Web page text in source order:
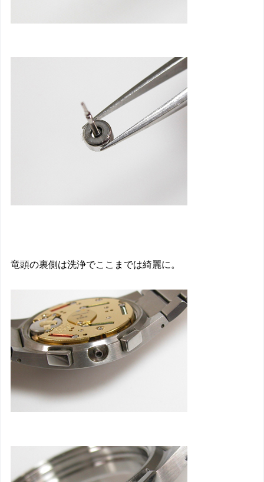
竜頭の裏側は洗浄でここまでは綺麗に。